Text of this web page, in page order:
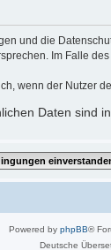
und die
Im Falle
wenn der Nutzer
Daten sind
Powered by phpBB®
Deutsche